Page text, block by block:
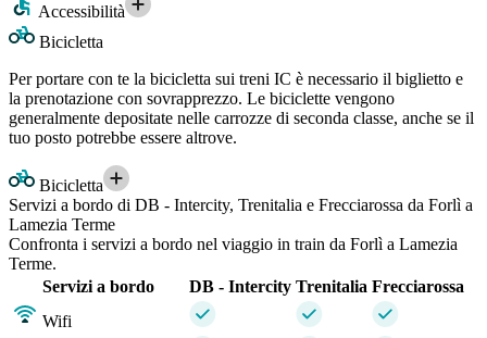
Accessibilità
Bicicletta
Per portare con te la bicicletta sui treni IC è necessario il biglietto e
la prenotazione con sovrapprezzo. Le biciclette vengono
generalmente depositate nelle carrozze di seconda classe, anche se il
tuo posto potrebbe essere altrove.
Bicicletta
Servizi a bordo di DB - Intercity, Trenitalia e Frecciarossa da Forlì a
Lamezia Terme
Confronta i servizi a bordo nel viaggio in train da Forlì a Lamezia
Terme.
Servizi a bordo
DB - Intercity Trenitalia Frecciarossa
Wifi